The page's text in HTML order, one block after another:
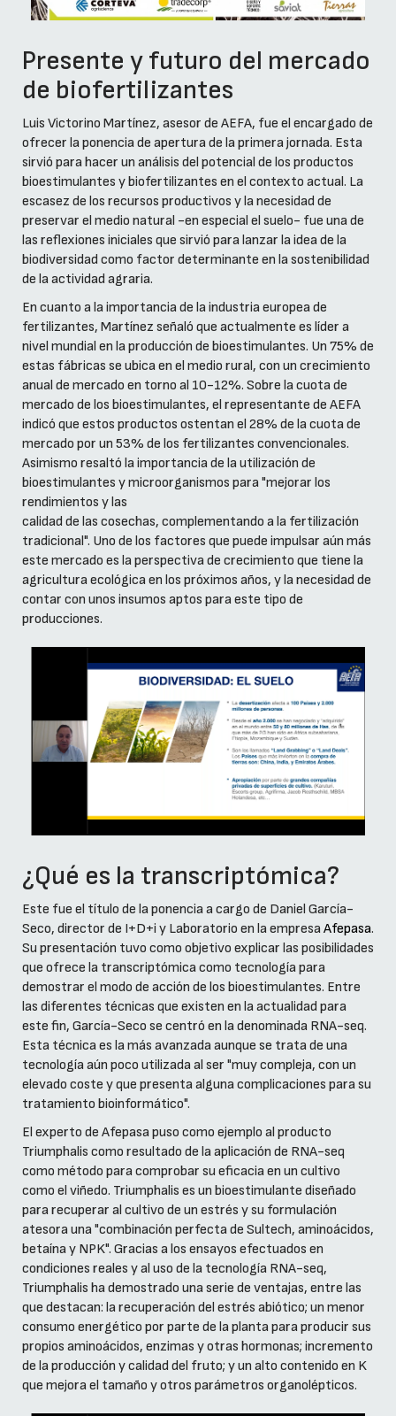
Presente y futuro del mercado
de biofertilizantes
Luis Victorino Martínez, asesor de AEFA, fue el encargado de
ofrecer la ponencia de apertura de la primera jornada. Esta
sirvió para hacer un análisis del potencial de los productos
bioestimulantes y biofertilizantes en el contexto actual. La
escasez de los recursos productivos y la necesidad de
preservar el medio natural -en especial el suelo- fue una de
las reflexiones iniciales que sirvió para lanzar la idea de la
biodiversidad como factor determinante en la sostenibilidad
de la actividad agraria.
En cuanto a la importancia de la industria europea de
fertilizantes, Martínez señaló que actualmente es líder a
nivel mundial en la producción de bioestimulantes. Un 75% de
estas fábricas se ubica en el medio rural, con un crecimiento
anual de mercado en torno al 10-12%. Sobre la cuota de
mercado de los bioestimulantes, el representante de AEFA
indicó que estos productos ostentan el 28% de la cuota de
mercado por un 53% de los fertilizantes convencionales.
Asimismo resaltó la importancia de la utilización de
bioestimulantes y microorganismos para "mejorar los
rendimientos y las
calidad de las cosechas, complementando a la fertilización
tradicional". Uno de los factores que puede impulsar aún más
este mercado es la perspectiva de crecimiento que tiene la
agricultura ecológica en los próximos años, y la necesidad de
contar con unos insumos aptos para este tipo de
producciones.
¿Qué es la transcriptómica?
Este fue el título de la ponencia a cargo de Daniel García-
Seco, director de I+D+i y Laboratorio en la empresaAfepasa.
Su presentación tuvo como objetivo explicar las posibilidades
que ofrece la transcriptómica como tecnología para
demostrar el modo de acción de los bioestimulantes. Entre
las diferentes técnicas que existen en la actualidad para
este fin, García-Seco se centró en la denominada RNA-seq.
Esta técnica es la más avanzada aunque se trata de una
tecnología aún poco utilizada al ser "muy compleja, con un
elevado coste y que presenta alguna complicaciones para su
tratamiento bioinformático".
El experto de Afepasa puso como ejemplo al producto
Triumphalis como resultado de la aplicación de RNA-seq
como método para comprobar su eficacia en un cultivo
como el viñedo. Triumphalis es un bioestimulante diseñado
para recuperar al cultivo de un estrés y su formulación
atesora una "combinación perfecta de Sultech, aminoácidos,
betaína y NPK". Gracias a los ensayos efectuados en
condiciones reales y al uso de la tecnología RNA-seq,
Triumphalis ha demostrado una serie de ventajas, entre las
que destacan: la recuperación del estrés abiótico; un menor
consumo energético por parte de la planta para producir sus
propios aminoácidos, enzimas y otras hormonas; incremento
de la producción y calidad del fruto; y un alto contenido en K
que mejora el tamaño y otros parámetros organolépticos.